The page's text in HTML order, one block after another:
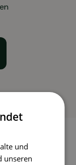
und
unseren